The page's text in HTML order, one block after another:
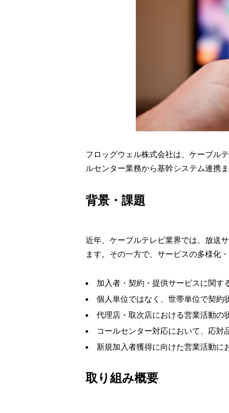
フロッグウェル株式会社は、ケーブル
ルセンター業務から基幹システム連携
背景・課題
近年、ケーブルテレビ業界では、放送
ます。その一方で、サービスの多様化
加入者・契約・提供サービスに関す
個人単位ではなく、世帯単位で契約
代理店・取次店における営業活動の
コールセンター対応において、応対
新規加入者獲得に向けた営業活動に
取り組み概要